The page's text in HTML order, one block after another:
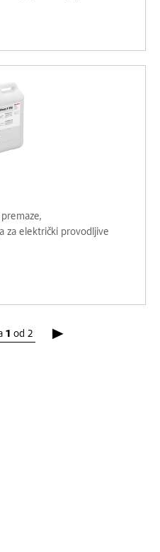
za električki provodljive
1 od 2
1